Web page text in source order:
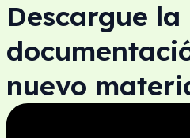
Descargue la
nuevo